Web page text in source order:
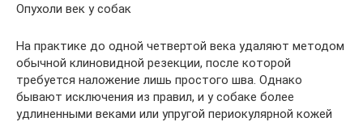
Опухоли век у собак
На практике до одной четвертой века удаляют методом
обычной клиновидной резекции, после которой
требуется наложение лишь простого шва. Однако
бывают исключения из правил, и у собаке более
удлиненными веками или упругой периокулярной кожей